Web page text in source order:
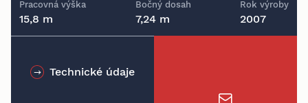
Pracovná výška
15,8 m
Bočný dosah
7,24 m
Rok výroby
2007
Technické údaje